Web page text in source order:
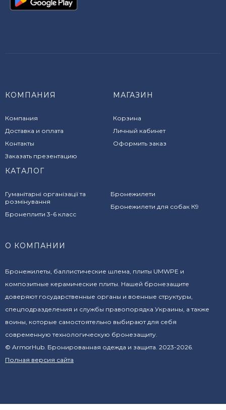
КОМПАНИЯ
Компания
Доставка и оплата
Контакты
Заказать презентацию
МАГАЗИН
Корзина
Личный кабинет
Оформить заказ
КАТАЛОГ
Гуманітарні організації та
розмінування
Бронеплити 3-6 класс
Бронежилети
Бронежилети для собак К9
О КОМПАНИИ
Бронежилеты, баллистические шлема, плиты UMWPE и
композитные керамические плиты. Нашей бронезащите
доверяют государственные органы и военные структуры,
спецподразделения и службы правопорядка Украины, а также
воины, которые самостоятельно выбирают для себя
современную технологическую бронезащиту.
© ArmorHub. Бронированная одежда и защита. 2023-2026.
Полная версия сайта